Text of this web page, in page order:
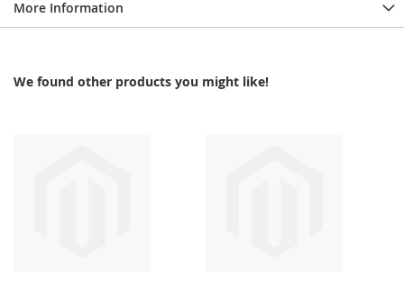
More Information
We found other products you might like!